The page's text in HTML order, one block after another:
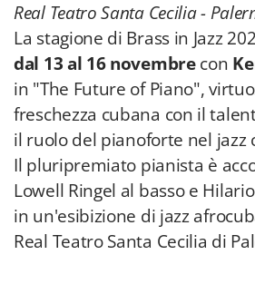
Real Teatro Santa Cecilia -
La stagione di Brass in Jazz
dal 13 al 16 novembrecon
in "The Future of Piano",
freschezza cubana con il
il ruolo del pianoforte nel jazz
Il pluripremiato pianista è
Lowell Ringel al basso e
in un'esibizione di jazz
Real Teatro Santa Cecilia di